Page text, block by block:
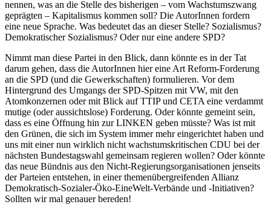
nennen, was an die Stelle des bisherigen – vom Wachstumszwang
geprägten – Kapitalismus kommen soll? Die AutorInnen fordern
eine neue Sprache. Was bedeutet das an dieser Stelle? Sozialismus?
Demokratischer Sozialismus? Oder nur eine andere SPD?
Nimmt man diese Partei in den Blick, dann könnte es in der Tat
darum gehen, dass die AutorInnen hier eine Art Reform-Forderung
an die SPD (und die Gewerkschaften) formulieren. Vor dem
Hintergrund des Umgangs der SPD-Spitzen mit VW, mit den
Atomkonzernen oder mit Blick auf TTIP und CETA eine verdammt
mutige (oder aussichtslose) Forderung. Oder könnte gemeint sein,
dass es eine Öffnung hin zur LINKEN geben müsste? Was ist mit
den Grünen, die sich im System immer mehr eingerichtet haben und
uns mit einer nun wirklich nicht wachstumskritischen CDU bei der
nächsten Bundestagswahl gemeinsam regieren wollen? Oder könnte
das neue Bündnis aus den Nicht-Regierungsorganisationen jenseits
der Parteien entstehen, in einer themenübergreifenden Allianz
Demokratisch-Sozialer-Öko-EineWelt-Verbände und -Initiativen?
Sollten wir mal genauer bereden!